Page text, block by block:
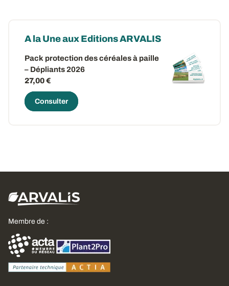
A la Une aux Editions ARVALIS
Pack protection des céréales à paille
– Dépliants 2026
27,00 €
Consulter
Membre de :